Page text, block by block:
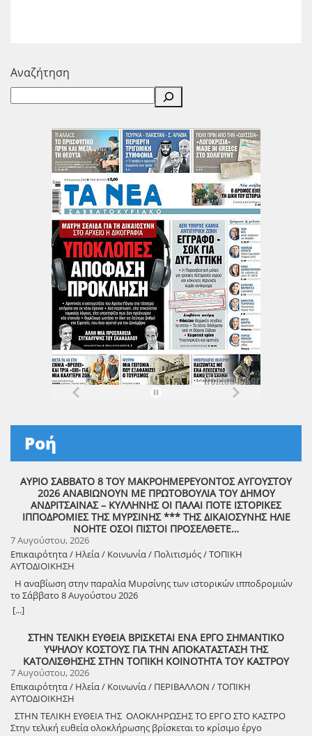
Αναζήτηση
Ροή
ΑΥΡΙΟ ΣΑΒΒΑΤΟ 8 ΤΟΥ ΜΑΚΡΟΗΜΕΡΕΥΟΝΤΟΣ ΑΥΓΟΥΣΤΟΥ
2026 ΑΝΑΒΙΩΝΟΥΝ ΜΕ ΠΡΩΤΟΒΟΥΛΙΑ ΤΟΥ ΔΗΜΟΥ
ΑΝΔΡΙΤΣΑΙΝΑΣ – ΚΥΛΛΗΝΗΣ ΟΙ ΠΑΛΑΙ ΠΟΤΕ ΙΣΤΟΡΙΚΕΣ
ΙΠΠΟΔΡΟΜΙΕΣ ΤΗΣ ΜΥΡΣΙΝΗΣ *** ΤΗΣ ΔΙΚΑΙΟΣΥΝΗΣ ΗΛΙΕ
ΝΟΗΤΕ ΟΣΟΙ ΠΙΣΤΟΙ ΠΡΟΣΕΛΘΕΤΕ…
7 Αυγούστου, 2026
Επικαιρότητα / Ηλεία / Κοινωνία / Πολιτισμός / ΤΟΠΙΚΗ
ΑΥΤΟΔΙΟΙΚΗΣΗ
Η αναβίωση στην παραλία Μυρσίνης των ιστορικών ιπποδρομιών
το Σάββατο 8 Αυγούστου 2026
[...]
ΣΤΗΝ ΤΕΛΙΚΗ ΕΥΘΕΙΑ ΒΡΙΣΚΕΤΑΙ ΕΝΑ ΕΡΓΟ ΣΗΜΑΝΤΙΚΟ
ΥΨΗΛΟΥ ΚΟΣΤΟΥΣ ΓΙΑ ΤΗΝ ΑΠΟΚΑΤΑΣΤΑΣΗ ΤΗΣ
ΚΑΤΟΛΙΣΘΗΣΗΣ ΣΤΗΝ ΤΟΠΙΚΗ ΚΟΙΝΟΤΗΤΑ ΤΟΥ ΚΑΣΤΡΟΥ
7 Αυγούστου, 2026
Επικαιρότητα / Ηλεία / Κοινωνία / ΠΕΡΙΒΑΛΛΟΝ / ΤΟΠΙΚΗ
ΑΥΤΟΔΙΟΙΚΗΣΗ
ΣΤΗΝ ΤΕΛΙΚΗ ΕΥΘΕΙΑ ΤΗΣ ΟΛΟΚΛΗΡΩΣΗΣ ΤΟ ΕΡΓΟ ΣΤΟ ΚΑΣΤΡΟ
Στην τελική ευθεία ολοκλήρωσης βρίσκεται το κρίσιμο έργο